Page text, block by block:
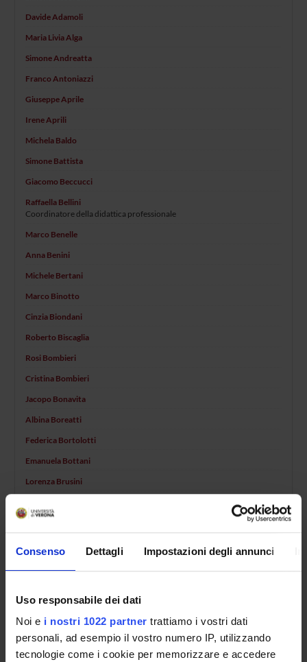
Consenso Dettagli Impostazioni degli annunci
Uso responsabile dei dati
Noi e i nostri 1022 partner trattiamo i vostri dati
personali, ad esempio il vostro numero IP, utilizzando
tecnologie come i cookie per memorizzare e accedere
Davide Adamoli
Maria Livia Alga
Simone Andreatta
Franco Antoniazzi
Giuseppe Aprile
Irene Aprili
Michela Baldo
Simone Battista
Giacomo Beccucci
Raffaella Bellini
Coordinatore della didattica professionale
Marco Benelle
Anna Benini
Michele Bertani
Marco Binotto
Cinzia Biondani
Roberto Biscaglia
Rosi Bombieri
Cristina Bombieri
Jacopo Bonavita
Albina Boreatti
Federica Bortolotti
Emanuela Bottani
Lorenza Brusini
Marco Caminati
Gaetano Cantalupo
Luca Capelli